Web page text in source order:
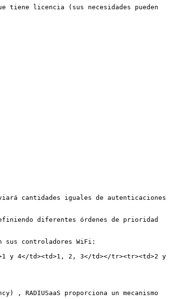
tiene licencia (sus necesidades pueden
cantidades iguales de autenticaciones
diferentes órdenes de prioridad
sus controladores WiFi:
y 4</td><td>1, 2, 3</td></tr><tr><td>2 y
RADIUSaaS proporciona un mecanismo